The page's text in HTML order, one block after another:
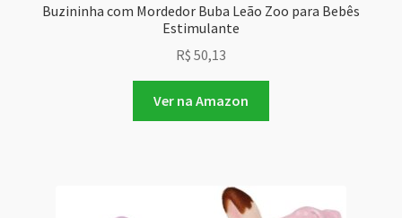
Buzininha com Mordedor Buba Leão Zoo para Bebês
Estimulante
R$ 50,13
Ver na Amazon